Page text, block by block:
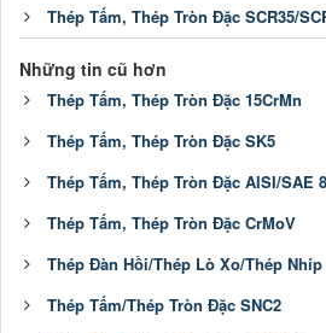
Thép Tấm, Thép Tròn Đặc SCR35/
Những tin cũ hơn
Thép Tấm, Thép Tròn Đặc 15CrMn
Thép Tấm, Thép Tròn Đặc SK5
Thép Tấm, Thép Tròn Đặc AISI/SAE
Thép Tấm, Thép Tròn Đặc CrMoV
Thép Đàn Hồi/Thép Lò Xo/Thép Nhíp
Thép Tấm/Thép Tròn Đặc SNC2